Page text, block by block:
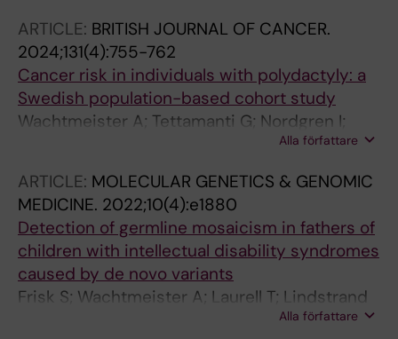
ARTICLE: BRITISH JOURNAL OF CANCER.
2024;131(4):755-762
Cancer risk in individuals with polydactyly: a
Swedish population-based cohort study
Wachtmeister A; Tettamanti G; Nordgren I;
Norrby C; Laurell T; Lu Y; Nordenvall AS;Alla författare
ARTICLE: MOLECULAR GENETICS & GENOMIC
MEDICINE. 2022;10(4):e1880
Detection of germline mosaicism in fathers of
children with intellectual disability syndromes
caused by de novo variants
Frisk S; Wachtmeister A; Laurell T; Lindstrand
A; Jantti N; Malmgren H; Lagerstedt-Robinson
Alla författare